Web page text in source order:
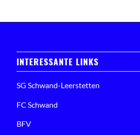
INTERESSANTE LINKS
SG Schwand-Leerstetten
FC Schwand
BFV